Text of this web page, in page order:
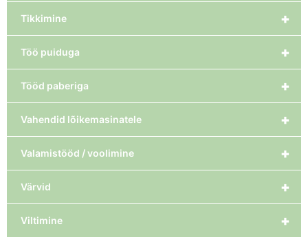
+
Tikkimine
+
Töö puiduga
+
Tööd paberiga
+
Vahendid lõikemasinatele
+
Valamistööd / voolimine
+
Värvid
+
Viltimine